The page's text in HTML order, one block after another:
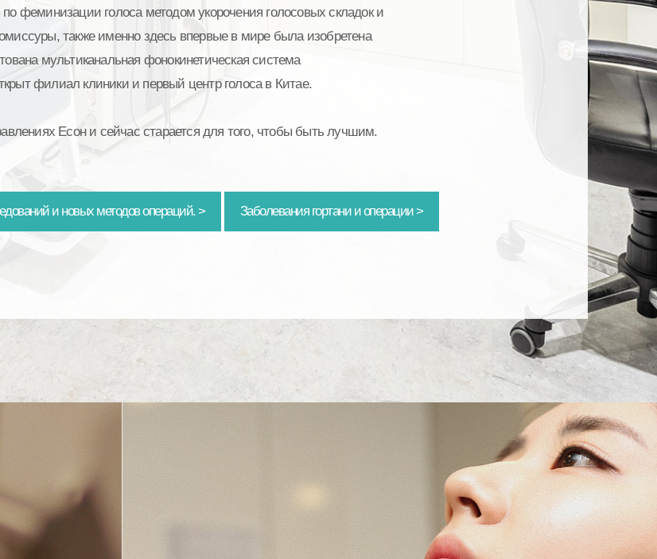
феминизации голоса методом укорочения голосовых складок и
также именно здесь впервые в мире была изобретена
мультиканальная фонокинетическая система
филиал клиники и первый центр голоса в Китае.
Есон и сейчас старается для того, чтобы быть лучшим.
и новых методов операций. > Заболевания гортани и операции >